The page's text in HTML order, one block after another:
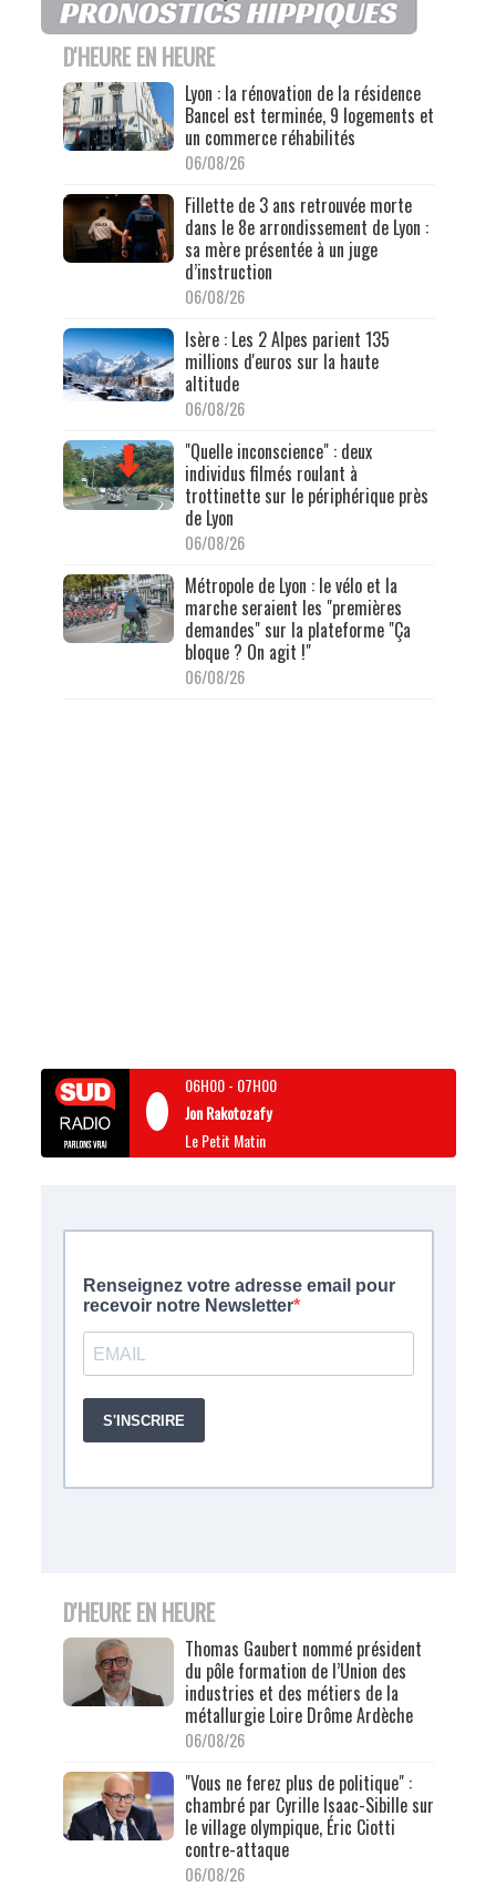
D'HEURE EN HEURE
Lyon : la rénovation de la résidence
Bancel est terminée, 9 logements et
un commerce réhabilités
06/08/26
Fillette de 3 ans retrouvée morte
dans le 8e arrondissement de Lyon :
sa mère présentée à un juge
d’instruction
06/08/26
Isère : Les 2 Alpes parient 135
millions d'euros sur la haute
altitude
06/08/26
"Quelle inconscience" : deux
individus filmés roulant à
trottinette sur le périphérique près
de Lyon
06/08/26
Métropole de Lyon : le vélo et la
marche seraient les "premières
demandes" sur la plateforme "Ça
bloque ? On agit !"
06/08/26
06H00- 07H00
Jon Rakotozafy
Le Petit Matin
D'HEURE EN HEURE
Thomas Gaubert nommé président
du pôle formation de l’Union des
industries et des métiers de la
métallurgie Loire Drôme Ardèche
06/08/26
"Vous ne ferez plus de politique" :
chambré par Cyrille Isaac-Sibille sur
le village olympique, Éric Ciotti
contre-attaque
06/08/26